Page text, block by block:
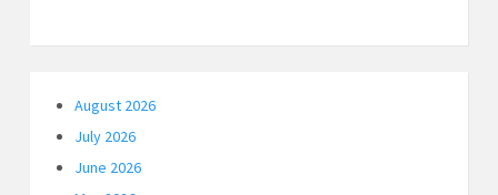
August 2026
July 2026
June 2026